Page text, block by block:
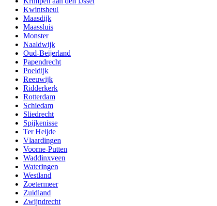
Kwintsheul
Maasdijk
Maassluis
Monster
Naaldwijk
Oud-Beijerland
Papendrecht
Poeldijk
Reeuwijk
Ridderkerk
Rotterdam
Schiedam
Sliedrecht
Spijkenisse
Ter Heijde
Vlaardingen
Voorne-Putten
Waddinxveen
Wateringen
Westland
Zoetermeer
Zuidland
Zwijndrecht